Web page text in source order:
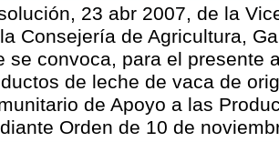
23 abr 2007, de la
Consejería de Agricultura,
se convoca, para el presente
de leche de vaca de
de Apoyo a las
Orden de 10 de